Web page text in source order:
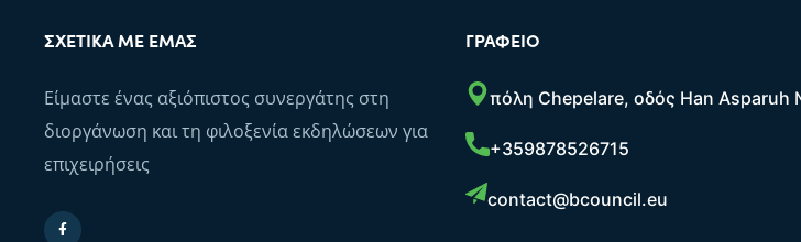
ΣΧΕΤΙΚΆ ΜΕ ΕΜΆΣ
Είμαστε ένας αξιόπιστος συνεργάτης στη
διοργάνωση και τη φιλοξενία εκδηλώσεων για
επιχειρήσεις
ΓΡΑΦΕΊΟ
πόλη Chepelare, οδός Han Asparuh
+359878526715
contact@bcouncil.eu